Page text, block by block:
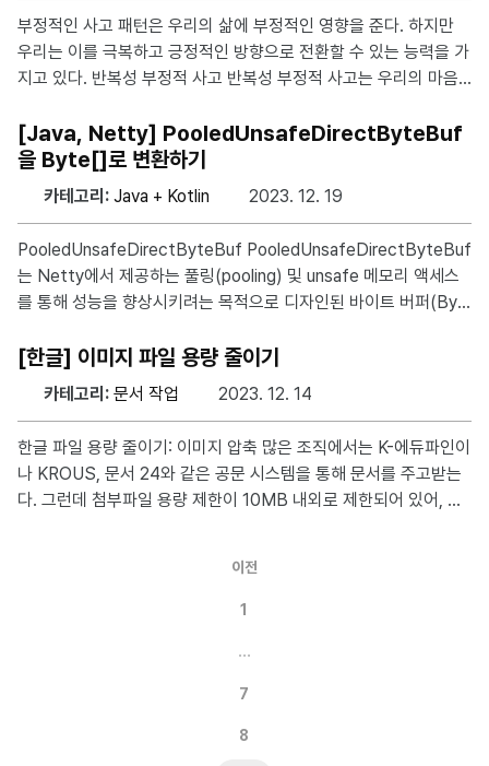
Examp
부정적인 사고 패턴은 우리의 삶에 부정적인 영향을 준다. 하지만
우리는 이를 극복하고 긍정적인 방향으로 전환할 수 있는 능력을 가
지고 있다. 반복성 부정적 사고 반복성 부정적 사고는 우리의 마음
판단하는 경향을 말한다. 부정적 사고가 자주 반복되면서 습관처럼
되어, 심리적 건강과 일상 생활에 부정적인 영향을 준다. 자성 예언
자성 예언은 우리가 정보를 선택하고 해석하는 과정에서 나타나는
함정 중 하나이다. 주로 자신의 기존 신념이나 가설을 확증하려는
입장이나 신념을 고수하게 되어, 새로운 관점에 덜 노출되고 다양한
정보를 받아들이지 않게 된다. 정보의 선별과 해석의 함정
[Java, Netty] PooledUnsafeDirectByteBuf
을 Byte[]로 변환하기
카테고리: Java + Kotlin 2023. 12. 19
PooledUnsafeDirectByteBuf PooledUnsafeDirectByteBuf
는 Netty에서 제공하는 풀링(pooling) 및 unsafe 메모리 액세스
를 통해 성능을 향상시키려는 목적으로 디자인된 바이트 버퍼(Byt
제를 살펴보면 EchoServerHandler.java에 아래와 같은 부분이 있
annelInboundHandlerAdapter { @Override public void chann
[한글] 이미지 파일 용량 줄이기
카테고리: 문서 작업 2023. 12. 14
한글 파일 용량 줄이기: 이미지 압축 많은 조직에서는 K-에듀파인이
나 KROUS, 문서 24와 같은 공문 시스템을 통해 문서를 주고받는
다. 그런데 첨부파일 용량 제한이 10MB 내외로 제한되어 있어, 공
알고 있다면, 원활한 업무처리가 가능하다. 보통 대부분의 게시글에
서는 알집이나, 반디집으로 압축하는 방법을 알려주거나 pdf 파일
은 고화질의 이미지가 보편화되면서 해당 파일을 첨부한 한글 파일
이 커지는 현상이 일어나므로 위의 방법으로는 근본적인 문제를 해
이전
1
…
7
8